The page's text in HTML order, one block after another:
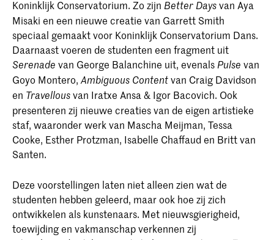
Koninklijk Conservatorium. Zo zijn Better Daysvan Aya
Misaki en een nieuwe creatie van Garrett Smith
speciaal gemaakt voor Koninklijk Conservatorium Dans.
Daarnaast voeren de studenten een fragment uit
Serenade van George Balanchine uit, evenals Pulse van
Goyo Montero, Ambiguous Contentvan Craig Davidson
en Travellousvan Iratxe Ansa & Igor Bacovich. Ook
presenteren zij nieuwe creaties van de eigen artistieke
staf, waaronder werk van Mascha Meijman, Tessa
Cooke, Esther Protzman, Isabelle Chaffaud en Britt van
Santen.
Deze voorstellingen laten niet alleen zien wat de
studenten hebben geleerd, maar ook hoe zij zich
ontwikkelen als kunstenaars. Met nieuwsgierigheid,
toewijding en vakmanschap verkennen zij